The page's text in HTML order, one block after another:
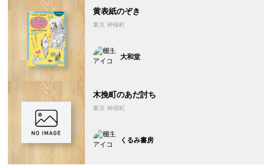
黄表紙のぞき
東京 神保町
大和堂
木挽町のあだ討ち
東京 神保町
くるみ書房